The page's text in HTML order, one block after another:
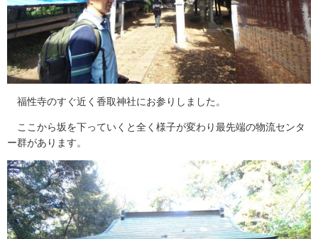
福性寺のすぐ近く香取神社にお参りしました。
ここから坂を下っていくと全く様子が変わり最先端の物流センタ
ー群があります。